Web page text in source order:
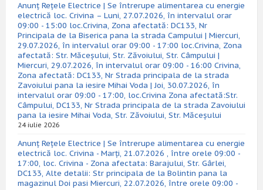
Anunț Rețele Electrice | Se întrerupe alimentarea cu energie
electrică loc. Crivina – Luni, 27.07.2026, în intervalul orar
09:00 - 15:00 loc.Crivina, Zona afectată: DC133, Nr
Principala de la Biserica pana la strada Campului | Miercuri,
29.07.2026, în intervalul orar 09:00 - 17:00 loc.Crivina, Zona
afectată: Str. Măceșului, Str. Zăvoiului, Str. Câmpului |
Miercuri, 29.07.2026, în intervalul orar 09:00 - 16:00 Crivina,
Zona afectată: DC133, Nr Strada principala de la strada
Zavoiului pana la iesire Mihai Voda | Joi, 30.07.2026, în
intervalul orar 09:00 - 17:00, loc.Crivina Zona afectată:Str.
Câmpului, DC133, Nr Strada principala de la strada Zavoiului
pana la iesire Mihai Voda, Str. Zăvoiului, Str. Măceșului
24 iulie 2026
Anunț Rețele Electrice | Se întrerupe alimentarea cu energie
electrică loc. Crivina - Marți, 21.07.2026 , între orele 09:00 -
17:00, loc. Crivina - Zona afectata: Barajului, Str. Gârlei,
DC133, Alte detalii: Str principala de la Bolintin pana la
magazinul Doi pasi Miercuri, 22.07.2026, între orele 09:00 -